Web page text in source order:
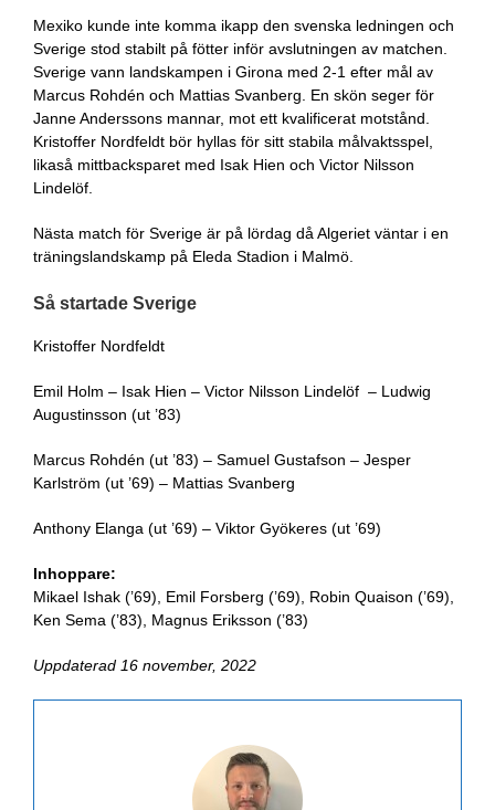
Mexiko kunde inte komma ikapp den svenska ledningen och
Sverige stod stabilt på fötter inför avslutningen av matchen.
Sverige vann landskampen i Girona med 2-1 efter mål av
Marcus Rohdén och Mattias Svanberg. En skön seger för
Janne Anderssons mannar, mot ett kvalificerat motstånd.
Kristoffer Nordfeldt bör hyllas för sitt stabila målvaktsspel,
likaså mittbacksparet med Isak Hien och Victor Nilsson
Lindelöf.
Nästa match för Sverige är på lördag då Algeriet väntar i en
träningslandskamp på Eleda Stadion i Malmö.
Så startade Sverige
Kristoffer Nordfeldt
Emil Holm – Isak Hien – Victor Nilsson Lindelöf – Ludwig
Augustinsson (ut ’83)
Marcus Rohdén (ut ’83) – Samuel Gustafson – Jesper
Karlström (ut ’69) – Mattias Svanberg
Anthony Elanga (ut ’69) – Viktor Gyökeres (ut ’69)
Inhoppare:
Mikael Ishak (’69), Emil Forsberg (’69), Robin Quaison (’69),
Ken Sema (’83), Magnus Eriksson (’83)
Uppdaterad 16 november, 2022